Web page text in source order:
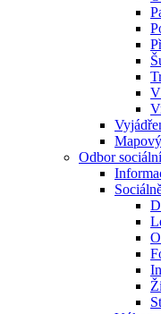
Odbor